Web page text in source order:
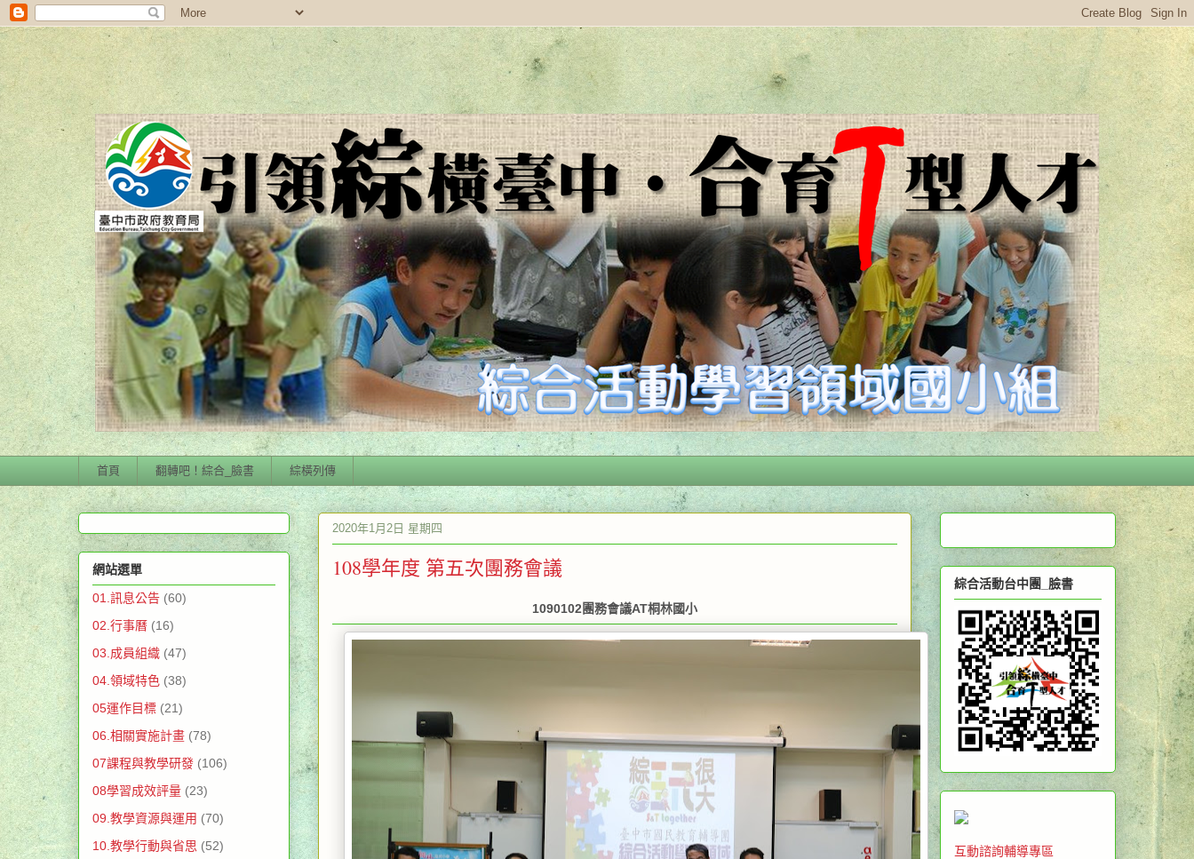
首頁 翻轉吧！綜合_臉書 綜橫列傳
2020年1月2日 星期四
108學年度 第五次團務會議
1090102團務會議AT桐林國小
網站選單
01.訊息公告 (60)
02.行事曆 (16)
03.成員組織 (47)
04.領域特色 (38)
05運作目標 (21)
06.相關實施計畫 (78)
07課程與教學研發 (106)
08學習成效評量 (23)
09.教學資源與運用 (70)
10.教學行動與省思 (52)
綜合活動台中團_臉書
互動諮詢輔導專區